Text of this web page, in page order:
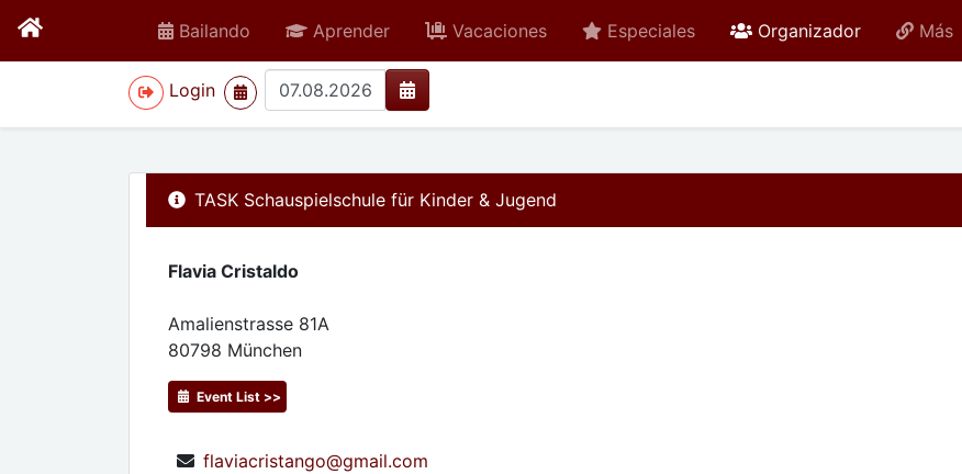
Bailando Aprender Vacaciones Especiales Organizadoractive Más
Login
>
TASK Schauspielschule für Kinder & Jugend
Flavia Cristaldo
Amalienstrasse 81A
80798 München
Event List >>
flaviacristango@gmail.com